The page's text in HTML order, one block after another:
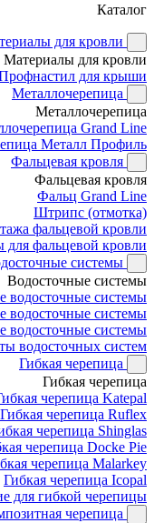
Каталог
для кровли
Материалы для кровли
для крыши
Металлочерепица
Металлочерепица
Grand Line
Металл Профиль
Фальцевая кровля
Фальцевая кровля
Фальц Grand Line
Штрипс (отмотка)
фальцевой кровли
фальцевой кровли
системы
Водосточные системы
водосточные системы
водосточные системы
водосточные системы
водосточных систем
Гибкая черепица
Гибкая черепица
черепица Katepal
Гибкая черепица Ruflex
черепица Shinglas
черепица Docke Pie
черепица Malarkey
Гибкая черепица Icopal
для гибкой черепицы
черепица